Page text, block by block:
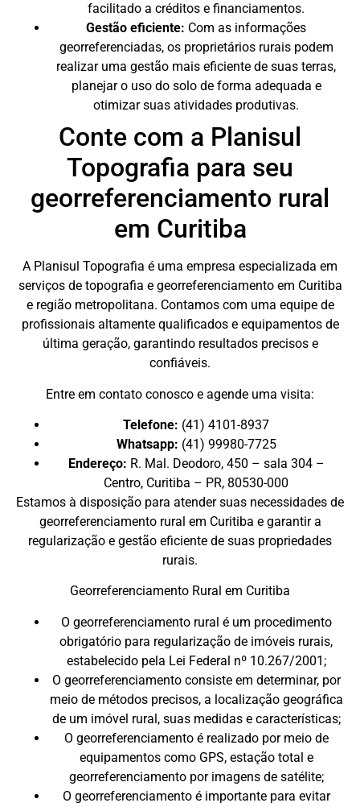
facilitado a créditos e financiamentos.
Gestão eficiente: Com as informações
georreferenciadas, os proprietários rurais podem
realizar uma gestão mais eficiente de suas terras,
planejar o uso do solo de forma adequada e
otimizar suas atividades produtivas.
Conte com a Planisul
Topografia para seu
georreferenciamento rural
em Curitiba
A Planisul Topografia é uma empresa especializada em
serviços de topografia e georreferenciamento em Curitiba
e região metropolitana. Contamos com uma equipe de
profissionais altamente qualificados e equipamentos de
última geração, garantindo resultados precisos e
confiáveis.
Entre em contato conosco e agende uma visita:
Telefone: (41) 4101-8937
Whatsapp: (41) 99980-7725
Endereço: R. Mal. Deodoro, 450 – sala 304 –
Centro, Curitiba – PR, 80530-000
Estamos à disposição para atender suas necessidades de
georreferenciamento rural em Curitiba e garantir a
regularização e gestão eficiente de suas propriedades
rurais.
Georreferenciamento Rural em Curitiba
O georreferenciamento rural é um procedimento
obrigatório para regularização de imóveis rurais,
estabelecido pela Lei Federal nº 10.267/2001;
O georreferenciamento consiste em determinar, por
meio de métodos precisos, a localização geográfica
de um imóvel rural, suas medidas e características;
O georreferenciamento é realizado por meio de
equipamentos como GPS, estação total e
georreferenciamento por imagens de satélite;
O georreferenciamento é importante para evitar